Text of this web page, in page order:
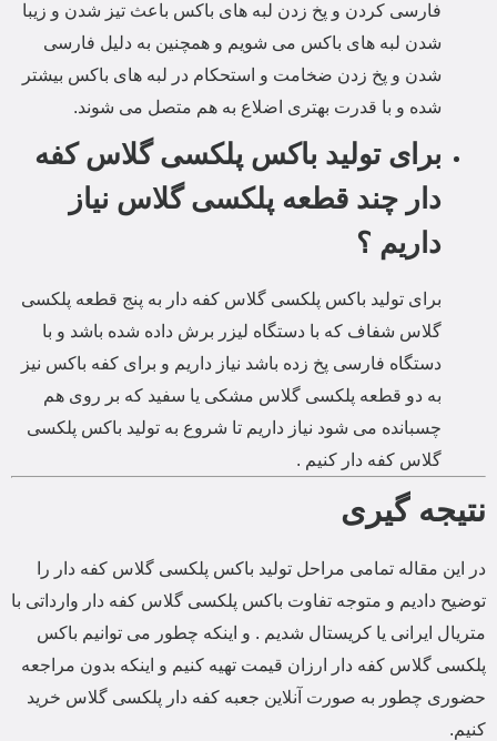
فارسی کردن و پخ زدن لبه های باکس باعث تیز شدن و زیبا
شدن لبه های باکس می شویم و همچنین به دلیل فارسی
شدن و پخ زدن ضخامت و استحکام در لبه های باکس بیشتر
شده و با قدرت بهتری اضلاع به هم متصل می شوند.
برای تولید باکس پلکسی گلاس کفه
دار چند قطعه پلکسی گلاس نیاز
داریم ؟
برای تولید باکس پلکسی گلاس کفه دار به پنج قطعه پلکسی
گلاس شفاف که با دستگاه لیزر برش داده شده باشد و با
دستگاه فارسی پخ زده باشد نیاز داریم و برای کفه باکس نیز
به دو قطعه پلکسی گلاس مشکی یا سفید که بر روی هم
چسبانده می شود نیاز داریم تا شروع به تولید باکس پلکسی
گلاس کفه دار کنیم .
نتیجه گیری
در این مقاله تمامی مراحل تولید باکس پلکسی گلاس کفه دار را
توضیح دادیم و متوجه تفاوت باکس پلکسی گلاس کفه دار وارداتی با
متریال ایرانی یا کریستال شدیم . و اینکه چطور می توانیم باکس
پلکسی گلاس کفه دار ارزان قیمت تهیه کنیم و اینکه بدون مراجعه
حضوری چطور به صورت آنلاین جعبه کفه دار پلکسی گلاس خرید
کنیم.